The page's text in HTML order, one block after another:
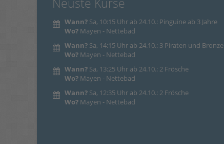
Neuste Kurse
Wann? Sa, 10:15 Uhr ab 24.10.: Pinguine ab 3 Jahre
Wo? Mayen - Nettebad
Wann? Sa, 14:15 Uhr ab 24.10.: 3 Piraten und Bronze
Wo? Mayen - Nettebad
Wann? Sa, 13:25 Uhr ab 24.10.: 2 Frösche
Wo? Mayen - Nettebad
Wann? Sa, 12:35 Uhr ab 24.10.: 2 Frösche
Wo? Mayen - Nettebad